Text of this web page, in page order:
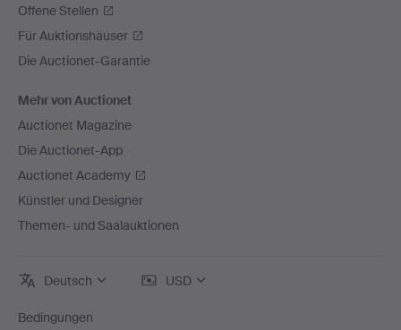
Offene Stellen
Für Auktionshäuser
Die Auctionet-Garantie
Mehr von Auctionet
Auctionet Magazine
Die Auctionet-App
Auctionet Academy
Künstler und Designer
Themen- und Saalauktionen
Deutsch USD
Bedingungen